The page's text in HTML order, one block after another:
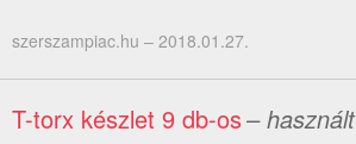
szerszampiac.hu – 2018.01.27.
T-torx készlet 9 db-os– használt